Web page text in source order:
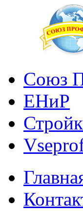
Союз
ЕНиР